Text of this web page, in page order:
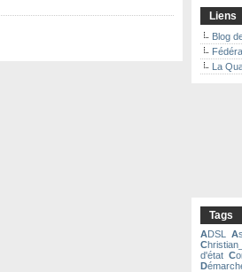
Liens
Blog
La
Tags
ADSL A
C
d'état C
D